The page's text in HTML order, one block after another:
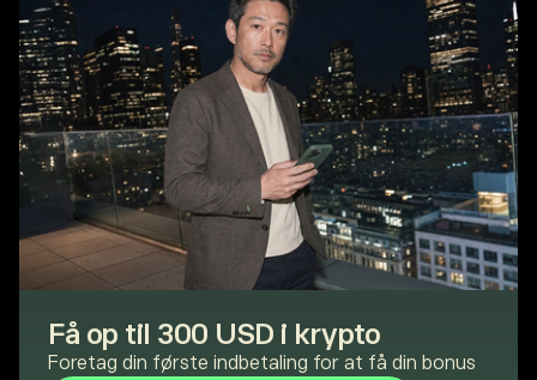
Få op til 300 USD i krypto
Foretag din første indbetaling for at få din bonus